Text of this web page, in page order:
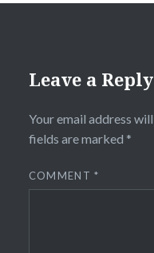
Leave a Reply
Your email address
fields are marked *
COMMENT*